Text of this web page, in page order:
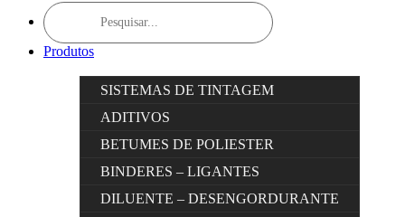
Products
search
Produtos
SISTEMAS DE TINTAGEM
ADITIVOS
BETUMES DE POLIESTER
BINDERES – LIGANTES
DILUENTE – DESENGORDURANTE